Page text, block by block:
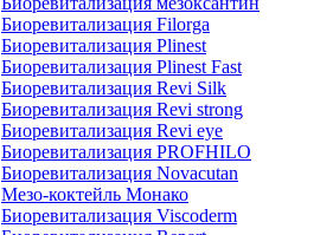
Биоревитализация Filorga
Биоревитализация Plinest
Биоревитализация Plinest Fast
Биоревитализация Revi Silk
Биоревитализация Revi strong
Биоревитализация Revi eye
Биоревитализация PROFHILO
Биоревитализация Novacutan
Мезо-коктейль Монако
Биоревитализация Viscoderm